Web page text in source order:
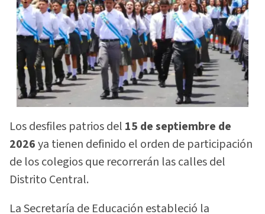
Los desfiles patrios del 15 de septiembre de
2026ya tienen definido el orden de participación
de los colegios que recorrerán las calles del
Distrito Central.
La Secretaría de Educación estableció la